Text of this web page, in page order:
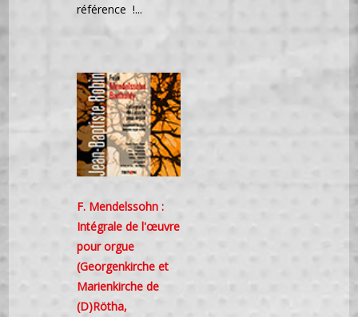
référence !...
F. Mendelssohn :
Intégrale de l'œuvre
pour orgue
(Georgenkirche et
Marienkirche de
(D)Rötha,